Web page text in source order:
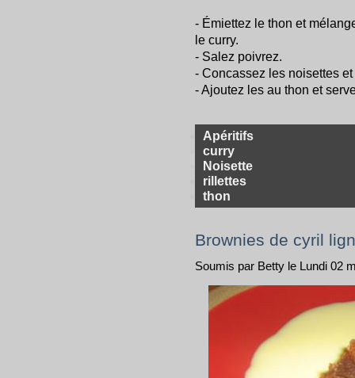
- Émiettez le thon et
le curry.
- Salez poivrez.
- Concassez les noisettes
- Ajoutez les au thon et
Apéritifs
curry
Noisette
rillettes
thon
Brownies de cyril
Soumis par Betty le Lundi 02